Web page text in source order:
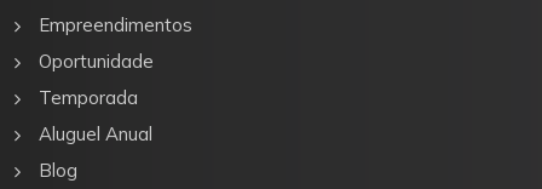
Empreendimentos
Oportunidade
Temporada
Aluguel Anual
Blog